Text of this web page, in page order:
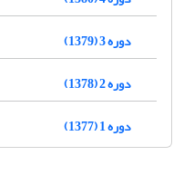
دوره 3 (1379)
دوره 2 (1378)
دوره 1 (1377)